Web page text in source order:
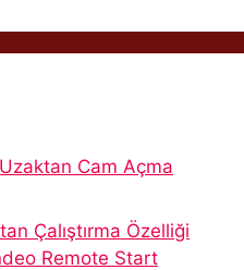
Cam Açma
Çalıştırma Özelliği
Remote Start